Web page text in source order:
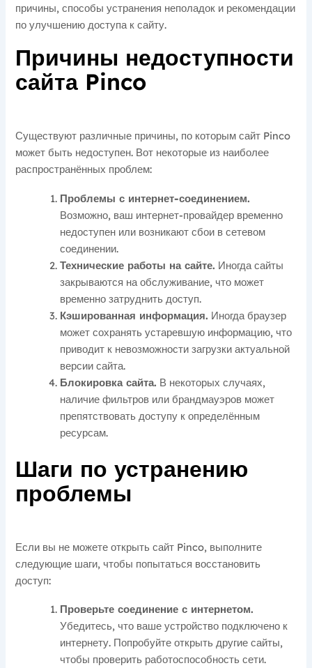
причины, способы устранения неполадок и рекомендации
по улучшению доступа к сайту.
Причины недоступности
сайта Pinco
Существуют различные причины, по которым сайт Pinco
может быть недоступен. Вот некоторые из наиболее
распространённых проблем:
Проблемы с интернет-соединением.
Возможно, ваш интернет-провайдер временно
недоступен или возникают сбои в сетевом
соединении.
Технические работы на сайте. Иногда сайты
закрываются на обслуживание, что может
временно затруднить доступ.
Кэшированная информация. Иногда браузер
может сохранять устаревшую информацию, что
приводит к невозможности загрузки актуальной
версии сайта.
Блокировка сайта. В некоторых случаях,
наличие фильтров или брандмауэров может
препятствовать доступу к определённым
ресурсам.
Шаги по устранению
проблемы
Если вы не можете открыть сайт Pinco, выполните
следующие шаги, чтобы попытаться восстановить
доступ:
Проверьте соединение с интернетом.
Убедитесь, что ваше устройство подключено к
интернету. Попробуйте открыть другие сайты,
чтобы проверить работоспособность сети.